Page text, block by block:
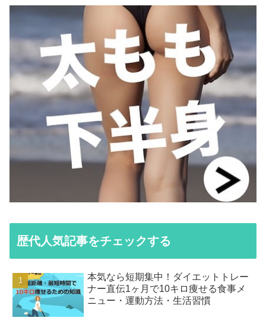
歴代人気記事をチェックする
本気なら短期集中！ダイエットトレー
ナー直伝1ヶ月で10キロ痩せる食事メ
ニュー・運動方法・生活習慣